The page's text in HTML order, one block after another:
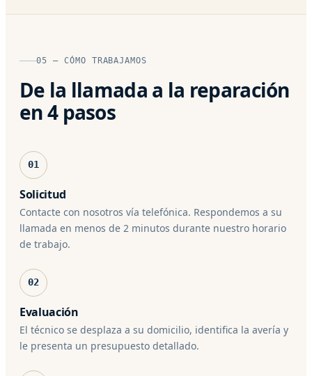
05 — CÓMO TRABAJAMOS
De la llamada a la reparación
en 4 pasos
01
Solicitud
Contacte con nosotros vía telefónica. Respondemos a su
llamada en menos de 2 minutos durante nuestro horario
de trabajo.
02
Evaluación
El técnico se desplaza a su domicilio, identifica la avería y
le presenta un presupuesto detallado.